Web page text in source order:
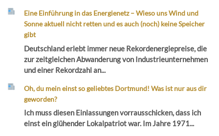
Eine Einführung in das Energienetz – Wieso uns Wind und
Sonne aktuell nicht retten und es auch (noch) keine Speicher
gibt
Deutschland erlebt immer neue Rekordenergiepreise, die
zur zeitgleichen Abwanderung von Industrieunternehmen
und einer Rekordzahl an...
Oh, du mein einst so geliebtes Dortmund! Was ist nur aus dir
geworden?
Ich muss diesen Einlassungen vorrausschicken, dass ich
einst ein glühender Lokalpatriot war. Im Jahre 1971...